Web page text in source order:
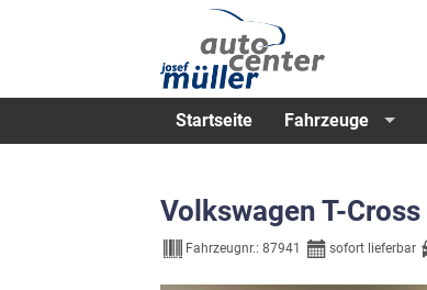
Startseite Fahrzeuge
Volkswagen T-Cross
Fahrzeugnr.: 87941 sofort lieferbar